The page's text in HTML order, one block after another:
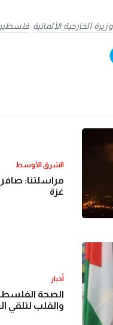
وزيرة الخارجية الألمانية
الشرق الأوسط
مراسلتنا:
غزة
أخبار
الصحة
والقلب لتلقي